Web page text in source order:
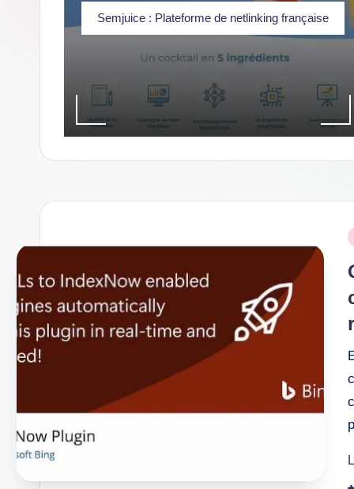
dernières
innovations
Semjuice : Plateforme de netlinking française